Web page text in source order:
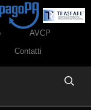
AVCP
Contatti